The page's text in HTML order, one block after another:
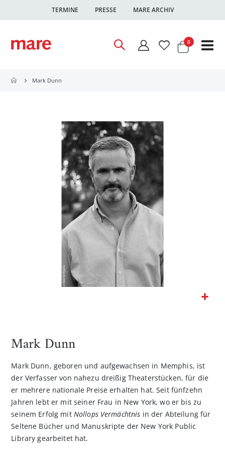
TERMINE PRESSE MARE ARCHIV
Warenkorb
0Artikel
Mark Dunn
Bildgalerie
Mark Dunn
Mark Dunn, geboren und aufgewachsen in Memphis, ist
der Verfasser von nahezu dreißig Theaterstücken, für die
er mehrere nationale Preise erhalten hat. Seit fünfzehn
Jahren lebt er mit seiner Frau in New York, wo er bis zu
seinem Erfolg mit Nollops Vermächtnis in der Abteilung für
Seltene Bücher und Manuskripte der New York Public
Library gearbeitet hat.